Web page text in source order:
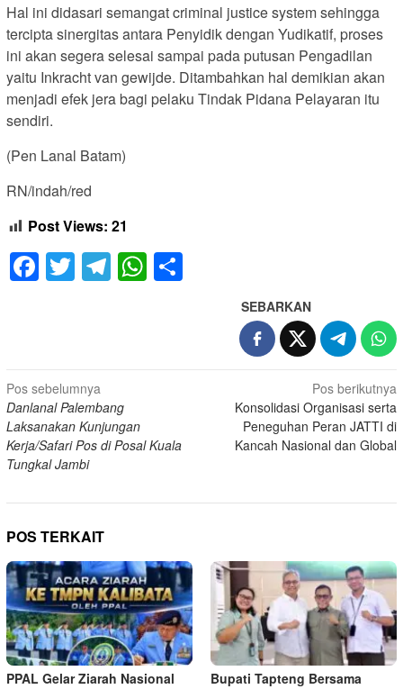
Hal ini didasari semangat criminal justice system sehingga
tercipta sinergitas antara Penyidik dengan Yudikatif, proses
ini akan segera selesai sampai pada putusan Pengadilan
yaitu Inkracht van gewijde. Ditambahkan hal demikian akan
menjadi efek jera bagi pelaku Tindak Pidana Pelayaran itu
sendiri.
(Pen Lanal Batam)
RN/indah/red
Post Views: 21
Facebook
Twitter
Telegram
WhatsApp
SEBARKAN
Navigasi
pos
Pos sebelumnya
Danlanal Palembang
Laksanakan Kunjungan
Kerja/Safari Pos di Posal Kuala
Tungkal Jambi
Pos berikutnya
Konsolidasi Organisasi serta
Peneguhan Peran JATTI di
Kancah Nasional dan Global
POS TERKAIT
PPAL Gelar Ziarah Nasional
Bupati Tapteng Bersama